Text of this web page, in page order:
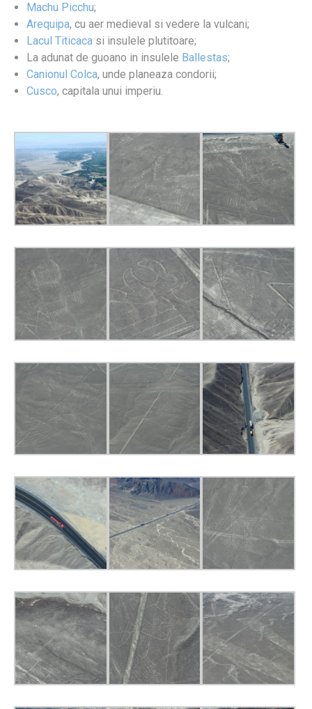
Machu Picchu;
Arequipa, cu aer medieval si vedere la vulcani;
Lacul Titicaca si insulele plutitoare;
La adunat de guoano in insulele Ballestas;
Canionul Colca, unde planeaza condorii;
Cusco, capitala unui imperiu.